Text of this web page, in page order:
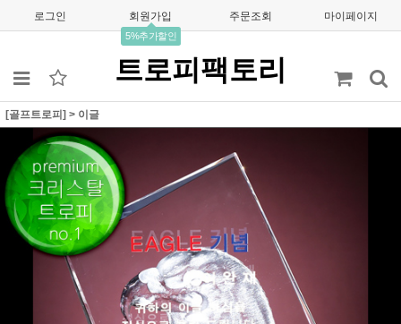
로그인 회원가입
5%추가할인
주문조회 마이페이지
트로피팩토리
[골프트로피] > 이글